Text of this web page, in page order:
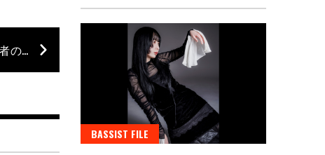
リハーサル・スタジオの使い方【ベース初心者のための知識“キホンのキ”】第33回
BASSIST FILE